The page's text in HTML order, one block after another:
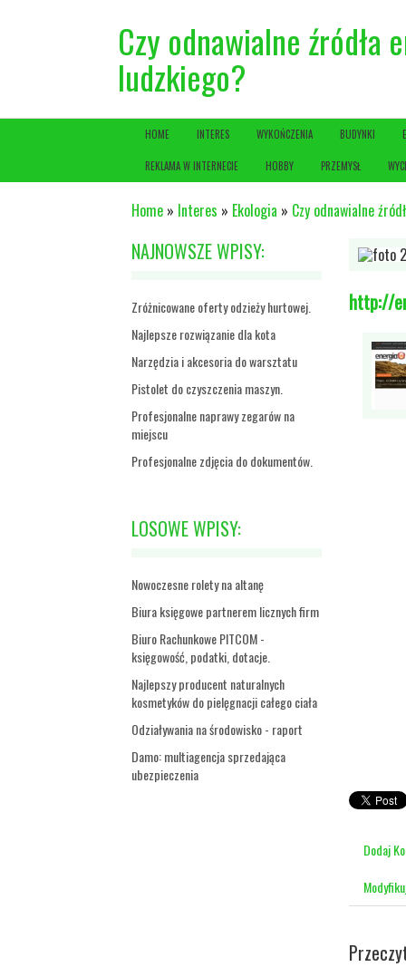
Czy odnawialne
ludzkiego?
HOME INTERES WYKOŃCZENIA BUDYNKI
REKLAMA W INTERNECIE HOBBY PRZEMYSŁ
Home » Interes » Ekologia » Czy odnawialne
NAJNOWSZE WPISY:
Zróżnicowane oferty odzieży hurtowej.
Najlepsze rozwiązanie dla kota
Narzędzia i akcesoria do warsztatu
Pistolet do czyszczenia maszyn.
Profesjonalne naprawy zegarów na
miejscu
Profesjonalne zdjęcia do dokumentów.
LOSOWE WPISY:
Nowoczesne rolety na altanę
Biura księgowe partnerem licznych firm
Biuro Rachunkowe PITCOM -
księgowość, podatki, dotacje.
Najlepszy producent naturalnych
kosmetyków do pielęgnacji całego ciała
Odziaływania na środowisko - raport
Damo: multiagencja sprzedająca
ubezpieczenia
http://
Dodaj